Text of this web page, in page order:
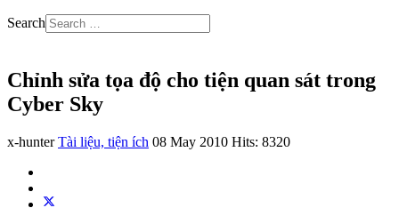
Search
Chỉnh sửa tọa độ cho tiện quan sát trong
Cyber Sky
x-hunter Tài liệu, tiện ích 08 May 2010 Hits: 8320